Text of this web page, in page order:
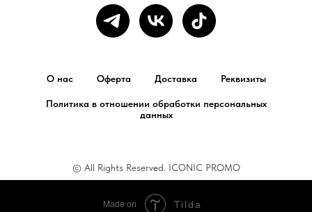
О нас Оферта Доставка Реквизиты
Политика в отношении обработки персональных
данных
© All Rights Reserved. ICONIC PROMO
Made on Tilda